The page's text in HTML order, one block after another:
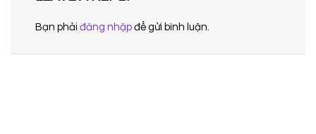
Bạn phải đăng nhập để gửi bình luận.